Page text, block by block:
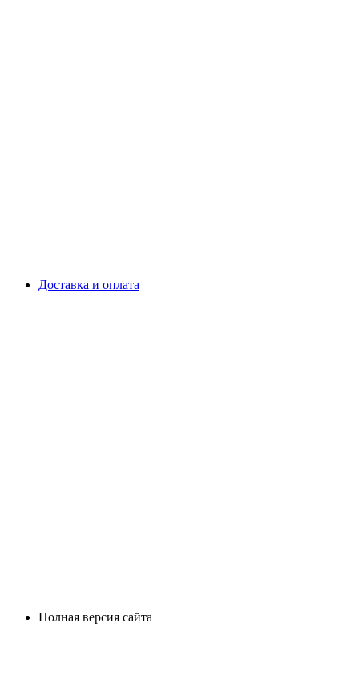
Доставка и оплата
Полная версия сайта